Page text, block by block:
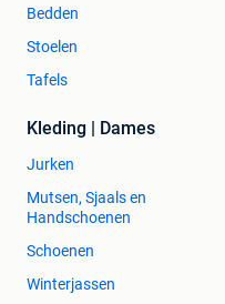
Bedden
Stoelen
Tafels
Kleding | Dames
Jurken
Mutsen, Sjaals en
Handschoenen
Schoenen
Winterjassen